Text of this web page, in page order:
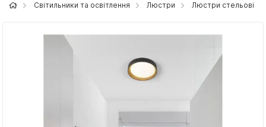
Світильники та освітлення Люстри Люстри стельові